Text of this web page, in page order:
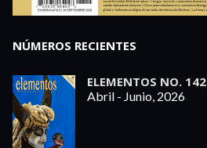
NÚMEROS RECIENTES
ELEMENTOS NO. 142
Abril - Junio, 2026